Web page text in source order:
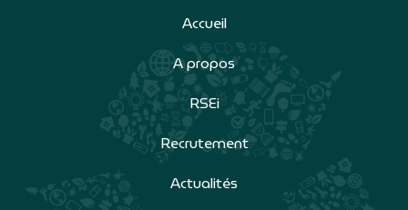
Accueil
A propos
RSEi
Recrutement
Actualités